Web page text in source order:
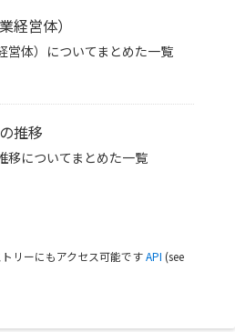
経営体）
営体）についてまとめた一覧
推移
移についてまとめた一覧
リーにもアクセス可能ですAPI (see